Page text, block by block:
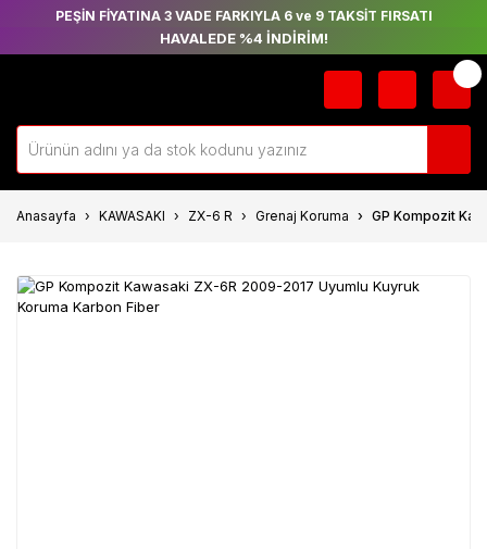
PEŞİN FİYATINA 3 VADE FARKIYLA 6 ve 9 TAKSİT FIRSATI
HAVALEDE %4 İNDİRİM!
Anasayfa KAWASAKI ZX-6 R Grenaj Koruma GP Kompozit